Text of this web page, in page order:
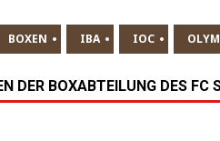
BOXEN IBA IOC
DER BOXABTEILUNG DES FC